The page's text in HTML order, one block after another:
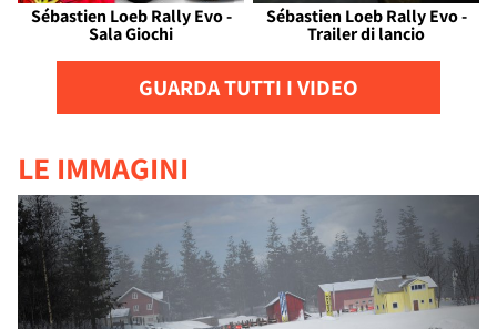
Sébastien Loeb Rally Evo -
Sala Giochi
Sébastien Loeb Rally Evo -
Trailer di lancio
GUARDA TUTTI I VIDEO
LE IMMAGINI